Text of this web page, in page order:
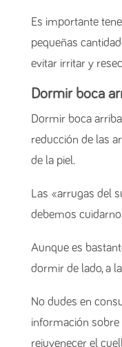
Es importante
pequeñas
evitar irritar y
Dormir boca
Dormir boca
reducción de las
de la piel.
Las «arrugas del
debemos
Aunque es
dormir de lado, a
No dudes en
información
rejuvenecer el